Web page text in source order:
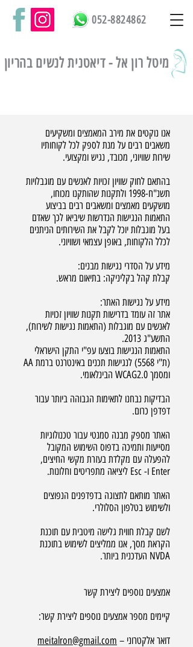
052-8824862
מיטל רון אל -דיאטנית לנשים בהריון
אנו נוקטים את מירב המאמצים ומשקיעים
משאבים רבים על מנת לספק לכל לקוחותיו
שירות שוויוני, מכובד, נגיש ומקצועי.
בהתאם לחוק שוויון זכויות לאנשים עם מוגבלויות
תשנ"ח-1998 ולתקנות שהותקנו מכוחו,
מושקעים מאמצים ומשאבים רבים בביצוע
התאמות הנגישות הנדרשות שיביאו לכך שאדם
בעל מוגבלות יוכל לקבל את השירותים הניתנים
לכלל הלקוחות, באופן עצמאי ושוויוני.
מידע על הסדרי נגישות מבנים:
קבלת קהל בקליניקה: בתיאום מראש.
מידע על נגישות האתר:
אתר זה עומד בדרישות תקנות שוויון זכויות
לאנשים עם מוגבלות (התאמות נגישות לשירות),
התשע"ג 2013.
התאמות הנגישות בוצעו עפ"י התקן הישראלי
(ת"י 5568) לנגישות תכנים באינטרנט ברמת AA
ומסמך WCAG2.0 הבינלאומי.
הבדיקות נבחנו לתאימות הגבוהה ביותר עבור
דפדפן כרום.
האתר מספק מבנה סמנטי עבור טכנולוגיות
מסייעות ותמיכה בדפוס השימוש המקובל
להפעלה עם מקלדת בעזרת מקשי החיצים,
Enter ו- Esc ליציאה מתפריטים וחלונות.
האתר מותאם לתצוגה בדפדפנים הנפוצים
ולשימוש בטלפון הסלולרי.
לשם קבלת חווית גלישה מיטבית עם תוכנת
הקראת מסך, אנו ממליצים לשימוש בתוכנת
NVDA העדכנית ביותר.
אמצעים נוספים ליצירת קשר
קיימים מספר אמצעים נוספים ליצירת קשר:
דואר אלקטרוני – meitalron@gmail.com